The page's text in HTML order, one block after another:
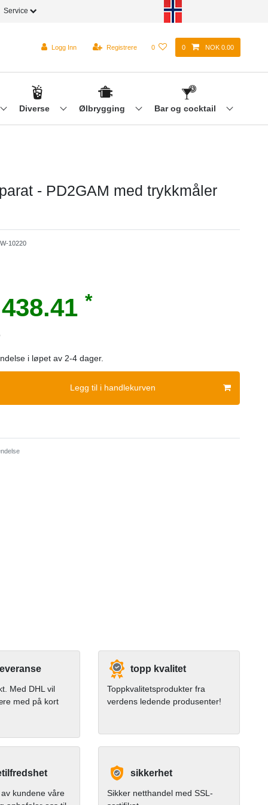
Service
Logg Inn Registrere 0 0 NOK 0.00
Diverse Ølbrygging Bar og cocktail
- PD2GAM med trykkmåler
10220
*
i løpet av 2-4 dager.
Legg til i handlekurven
Med DHL vil
med på kort
topp kvalitet
Toppkvalitetsprodukter fra
verdens ledende produsenter!
kundene våre
sikkerhet
Sikker netthandel med SSL-